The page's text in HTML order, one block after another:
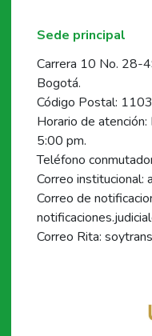
Sede principal
Carrera 10 No. 28-
Bogotá.
Código Postal:
Horario de
5:00 pm.
Teléfono
Correo institucional:
Correo de
Correo Rita: